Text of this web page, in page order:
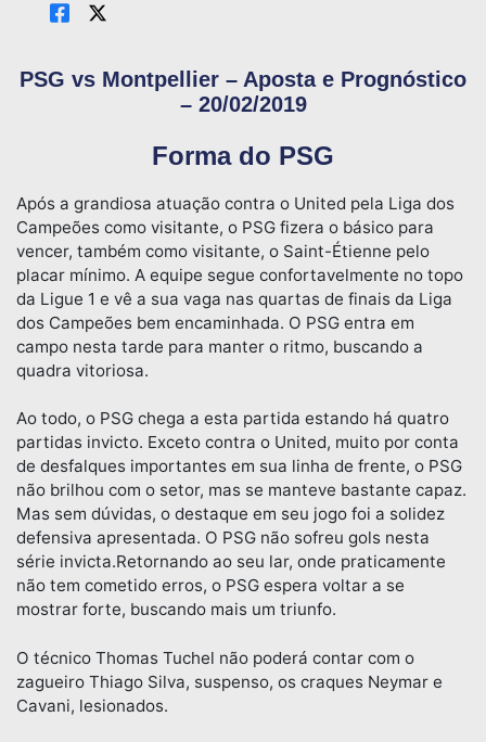
PSG vs Montpellier – Aposta e Prognóstico
– 20/02/2019
Forma do PSG
Após a grandiosa atuação contra o United pela Liga dos
Campeões como visitante, o PSG fizera o básico para
vencer, também como visitante, o Saint-Étienne pelo
placar mínimo. A equipe segue confortavelmente no topo
da Ligue 1 e vê a sua vaga nas quartas de finais da Liga
dos Campeões bem encaminhada. O PSG entra em
campo nesta tarde para manter o ritmo, buscando a
quadra vitoriosa.
Ao todo, o PSG chega a esta partida estando há quatro
partidas invicto. Exceto contra o United, muito por conta
de desfalques importantes em sua linha de frente, o PSG
não brilhou com o setor, mas se manteve bastante capaz.
Mas sem dúvidas, o destaque em seu jogo foi a solidez
defensiva apresentada. O PSG não sofreu gols nesta
série invicta.Retornando ao seu lar, onde praticamente
não tem cometido erros, o PSG espera voltar a se
mostrar forte, buscando mais um triunfo.
O técnico Thomas Tuchel não poderá contar com o
zagueiro Thiago Silva, suspenso, os craques Neymar e
Cavani, lesionados.